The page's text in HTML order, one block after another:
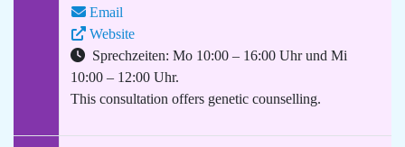
Email
Website
Sprechzeiten: Mo 10:00 – 16:00 Uhr und Mi
10:00 – 12:00 Uhr.
This consultation offers genetic counselling.